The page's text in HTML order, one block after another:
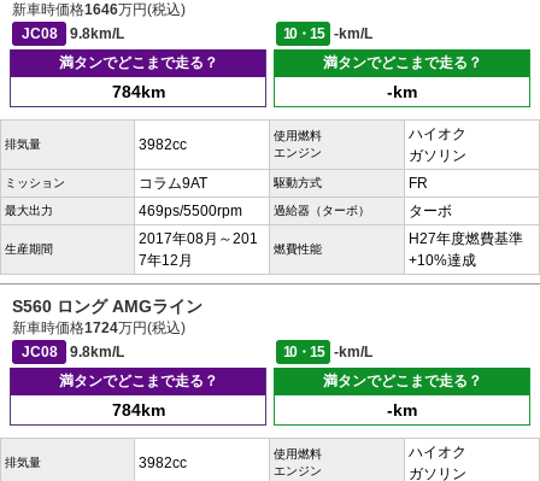
新車時価格1646万円(税込)
JC08
9.8km/L 10・15
-km/L
満タンでどこまで走る？
784km
満タンでどこまで走る？
-km
排気量 3982cc
使用燃料
エンジン
ハイオク
ガソリン
ミッション コラム9AT 駆動方式 FR
最大出力 469ps/5500rpm 過給器（ターボ） ターボ
生産期間
2017年08月～201
7年12月
燃費性能
H27年度燃費基準
+10%達成
S560 ロング AMGライン
新車時価格1724万円(税込)
JC08
9.8km/L 10・15
-km/L
満タンでどこまで走る？
784km
満タンでどこまで走る？
-km
排気量 3982cc
使用燃料
エンジン
ハイオク
ガソリン